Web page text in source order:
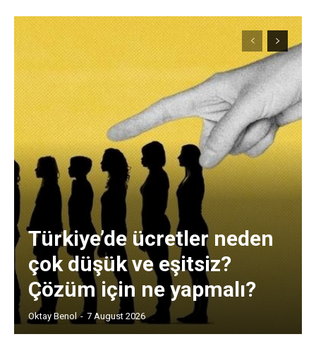
Türkiye’de ücretler neden
çok düşük ve eşitsiz?
Çözüm için ne yapmalı?
Oktay Benol - 7 August 2026